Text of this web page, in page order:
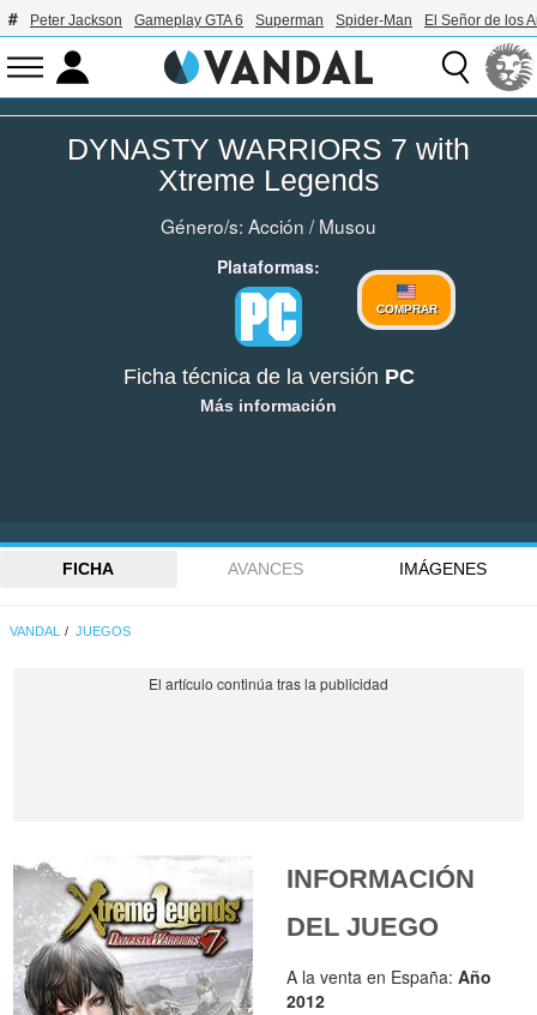
Peter Jackson Gameplay GTA 6 Superman Spider-Man El Señor de los
DYNASTY WARRIORS 7 with
Xtreme Legends
Género/s: Acción /Musou
Plataformas:
COMPRAR
Ficha técnica de la versión PC
Más información
FICHA AVANCES IMÁGENES
VANDAL JUEGOS
INFORMACIÓN
DEL JUEGO
A la venta en España:Año
2012